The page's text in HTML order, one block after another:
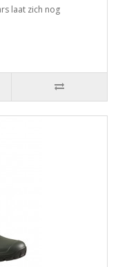
laat zich nog